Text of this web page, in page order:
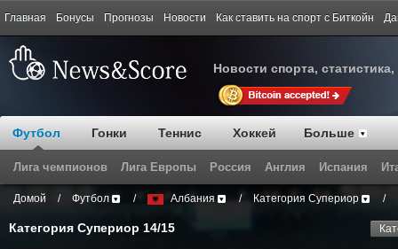
Главная Бонусы Прогнозы Новости Как ставить на спорт с Биткойн
Новости спорта,
Футбол Гонки Теннис Хоккей Больше
Лига чемпионов Лига Европы Россия Англия Испания
Домой / Футбол / Албания / Категория Супериор /
Категория Супериор 14/15